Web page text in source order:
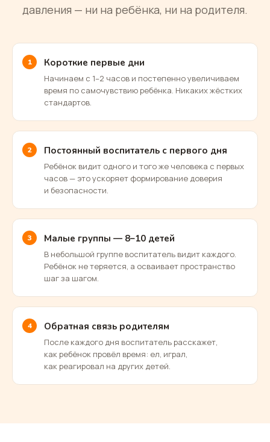
давления — ни на ребёнка, ни на родителя.
Короткие первые дни
Начинаем с 1–2 часов и постепенно увеличиваем
время по самочувствию ребёнка. Никаких жёстких
стандартов.
Постоянный воспитатель с первого дня
Ребёнок видит одного и того же человека с первых
часов — это ускоряет формирование доверия
и безопасности.
Малые группы — 8–10 детей
В небольшой группе воспитатель видит каждого.
Ребёнок не теряется, а осваивает пространство
шаг за шагом.
Обратная связь родителям
После каждого дня воспитатель расскажет,
как ребёнок провёл время: ел, играл,
как реагировал на других детей.